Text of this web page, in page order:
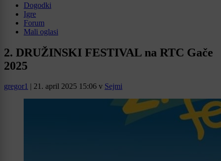
Dogodki
Igre
Forum
Mali oglasi
2. DRUŽINSKI FESTIVAL na RTC Gače
2025
gregor1 | 21. april 2025 15:06 v Sejmi